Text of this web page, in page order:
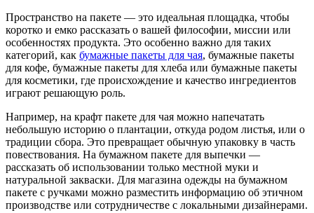
Пространство на пакете — это идеальная площадка, чтобы
коротко и емко рассказать о вашей философии, миссии или
особенностях продукта. Это особенно важно для таких
категорий, как бумажные пакеты для чая, бумажные пакеты
для кофе, бумажные пакеты для хлеба или бумажные пакеты
для косметики, где происхождение и качество ингредиентов
играют решающую роль.
Например, на крафт пакете для чая можно напечатать
небольшую историю о плантации, откуда родом листья, или о
традиции сбора. Это превращает обычную упаковку в часть
повествования. На бумажном пакете для выпечки —
рассказать об использовании только местной муки и
натуральной закваски. Для магазина одежды на бумажном
пакете с ручками можно разместить информацию об этичном
производстве или сотрудничестве с локальными дизайнерами.